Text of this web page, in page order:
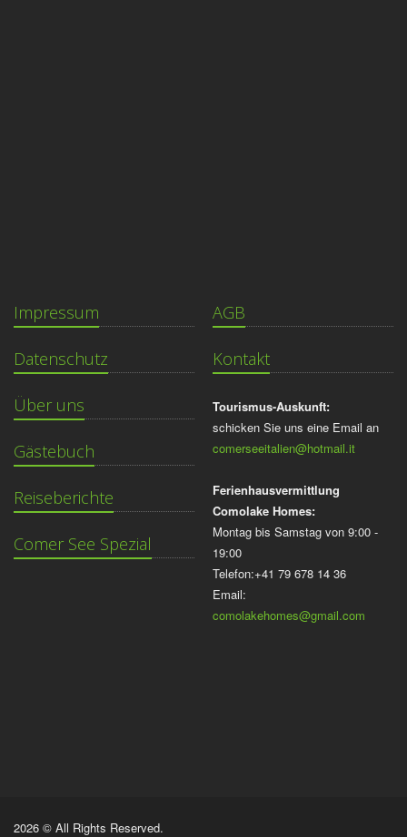
Impressum
Datenschutz
Über uns
Gästebuch
Reiseberichte
Comer See Spezial
AGB
Kontakt
Tourismus-Auskunft:
schicken Sie uns eine Email an
comerseeitalien@hotmail.it
Ferienhausvermittlung
Comolake Homes:
Montag bis Samstag von 9:00 -
19:00
Telefon:+41 79 678 14 36
Email:
comolakehomes@gmail.com
2026 © All Rights Reserved.